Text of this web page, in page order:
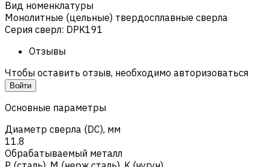
Вид номенклатуры
Монолитные (цельные) твердосплавные сверла
Серия сверл: DPK191
Отзывы
Чтобы оставить отзыв, необходимо авторизоваться
Войти
Основные параметры
Диаметр сверла (DC), мм
11.8
Обрабатываемый металл